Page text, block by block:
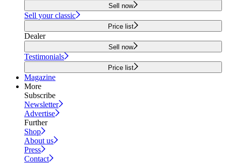
Sell now
Sell your classic
Price list
Dealer
Sell now
Testimonials
Price list
Magazine
More
Subscribe
Newsletter
Advertise
Further
Shop
About us
Press
Contact